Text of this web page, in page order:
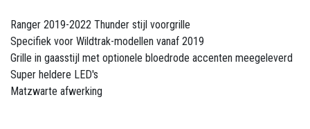
Ranger 2019-2022 Thunder stijl voorgrille
Specifiek voor Wildtrak-modellen vanaf 2019
Grille in gaasstijl met optionele bloedrode accenten meegeleverd
Super heldere LED's
Matzwarte afwerking